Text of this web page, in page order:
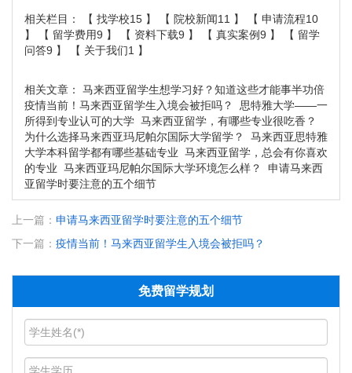
相关栏目： 【 找学校15 】 【 院校新闻11 】 【 申请流程10
】 【 留学费用9 】 【 资料下载9 】 【 真实案例9 】 【 留学
问答9 】 【 关于我们1 】
相关文章： 马来西亚留学生想学习好？知道这些才能事半功倍
疫情当前！马来西亚留学生入境会被拒吗？
思特雅大学——一
所得到专业认可的大学 马来西亚留学，有哪些专业很吃香？
为什么选择马来西亚玛尼帕尔国际大学留学？
马来西亚思特雅
大学本科留学都有哪些基础专业 马来西亚留学，总会有你喜欢
的专业 马来西亚玛尼帕尔国际大学环境怎么样？
申请马来西
亚留学时要注意的五个细节
上一篇： 申请马来西亚留学时要注意的五个细节
下一篇： 疫情当前！马来西亚留学生入境会被拒吗？
免费留学规划